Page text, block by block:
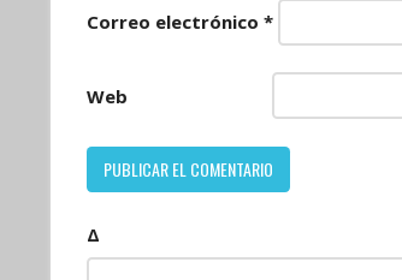
Correo electrónico *
Web
Δ